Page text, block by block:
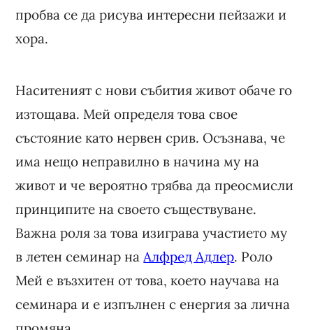
пробва се да рисува интересни пейзажи и
хора.
Наситеният с нови събития живот обаче го
изтощава. Мей определя това свое
състояние като нервен срив. Осъзнава, че
има нещо неправилно в начина му на
живот и че вероятно трябва да преосмисли
принципите на своето съществуване.
Важна роля за това изиграва участието му
в летен семинар наАлфред Адлер. Роло
Мей е възхитен от това, което научава на
семинара и е изпълнен с енергия за лична